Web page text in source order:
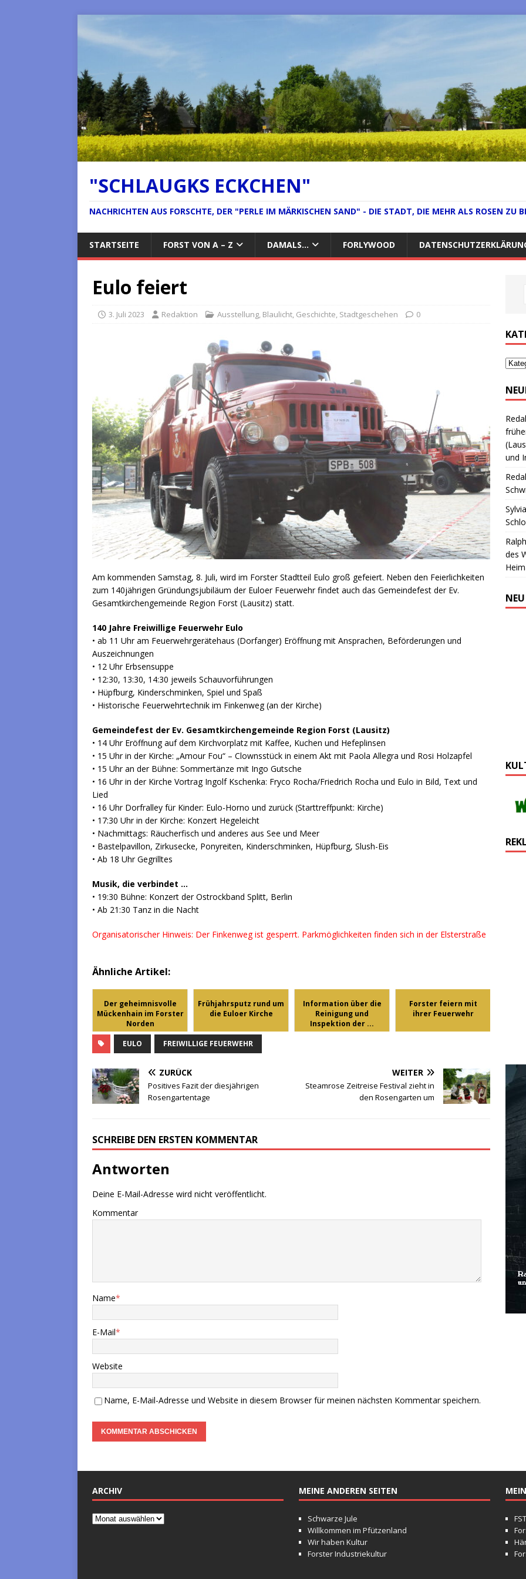
"SCHLAUGKS ECKCHEN"
NACHRICHTEN AUS FORSCHTE, DER "PERLE IM MÄRKISCHEN SAND" - DIE STADT, DIE MEHR ALS ROSEN ZU
STARTSEITE FORST VON A – Z DAMALS… FORLYWOOD
Eulo feiert
3. Juli 2023 Redaktion Ausstellung, Blaulicht, Geschichte, Stadtgeschehen 0
Am kommenden Samstag, 8. Juli, wird im Forster Stadtteil Eulo groß gefeiert. Neben den Feierlichkeiten
zum 140jährigen Gründungsjubiläum der Euloer Feuerwehr findet auch das Gemeindefest der Ev.
Gesamtkirchengemeinde Region Forst (Lausitz) statt.
140 Jahre Freiwillige Feuerwehr Eulo
• ab 11 Uhr am Feuerwehrgerätehaus (Dorfanger) Eröffnung mit Ansprachen, Beförderungen und
Auszeichnungen
• 12 Uhr Erbsensuppe
• 12:30, 13:30, 14:30 jeweils Schauvorführungen
• Hüpfburg, Kinderschminken, Spiel und Spaß
• Historische Feuerwehrtechnik im Finkenweg (an der Kirche)
Gemeindefest der Ev. Gesamtkirchengemeinde Region Forst (Lausitz)
• 14 Uhr Eröffnung auf dem Kirchvorplatz mit Kaffee, Kuchen und Hefeplinsen
• 15 Uhr in der Kirche: „Amour Fou“ – Clownsstück in einem Akt mit Paola Allegra und Rosi Holzapfel
• 15 Uhr an der Bühne: Sommertänze mit Ingo Gutsche
• 16 Uhr in der Kirche Vortrag Ingolf Kschenka: Fryco Rocha/Friedrich Rocha und Eulo in Bild, Text und
Lied
• 16 Uhr Dorfralley für Kinder: Eulo-Horno und zurück (Starttreffpunkt: Kirche)
• 17:30 Uhr in der Kirche: Konzert Hegeleicht
• Nachmittags: Räucherfisch und anderes aus See und Meer
• Bastelpavillon, Zirkusecke, Ponyreiten, Kinderschminken, Hüpfburg, Slush-Eis
• Ab 18 Uhr Gegrilltes
Musik, die verbindet …
• 19:30 Bühne: Konzert der Ostrockband Splitt, Berlin
• Ab 21:30 Tanz in die Nacht
Organisatorischer Hinweis: Der Finkenweg ist gesperrt. Parkmöglichkeiten finden sich in der Elsterstraße
Ähnliche Artikel:
Der geheimnisvolle
Mückenhain im Forster
Norden
Frühjahrsputz rund um
die Euloer Kirche
Information über die
Reinigung und
Inspektion der ...
Forster feiern mit
ihrer Feuerwehr
EULO FREIWILLIGE FEUERWEHR
ZURÜCK
Positives Fazit der diesjährigen
Rosengartentage
WEITER
Steamrose Zeitreise Festival zieht in
den Rosengarten um
SCHREIBE DEN ERSTEN KOMMENTAR
Antworten
Deine E-Mail-Adresse wird nicht veröffentlicht.
Kommentar
Name*
E-Mail*
Website
Name, E-Mail-Adresse und Website in diesem Browser für meinen nächsten Kommentar speichern.
und
Sylvia
des
ARCHIV MEINE ANDEREN SEITEN
Schwarze Jule
Willkommen im Pfützenland
Wir haben Kultur
Forster Industriekultur